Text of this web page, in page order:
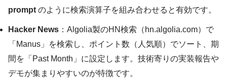
prompt のように検索演算子を組み合わせると有効です。
Hacker News ：Algolia製のHN検索（hn.algolia.com）で
「Manus」を検索し、ポイント数（人気順）でソート、期
間を「Past Month」に設定します。技術寄りの実装報告や
デモが集まりやすいのが特徴です。